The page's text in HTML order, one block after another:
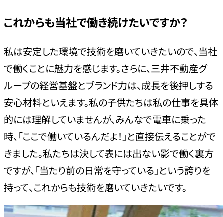
これからも当社で働き続けたいですか？
私は安定した環境で技術を磨いていきたいので、当社
で働くことに魅力を感じます。さらに、三井不動産グ
ループの経営基盤とブランド力は、成長を後押しする
安心材料といえます。私の子供たちは私の仕事を具体
的には理解していませんが、みんなで電車に乗った
時、「ここで働いているんだよ！」と直接伝えることがで
きました。私たちは決して表には出ない影で働く裏方
ですが、「当たり前の日常を守っている」という誇りを
持って、これからも技術を磨いていきたいです。